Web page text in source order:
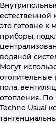
естественной
это готовые к
приборы,
водяной
Могут
отопительные
пола,
отопления. По
Techno Usual